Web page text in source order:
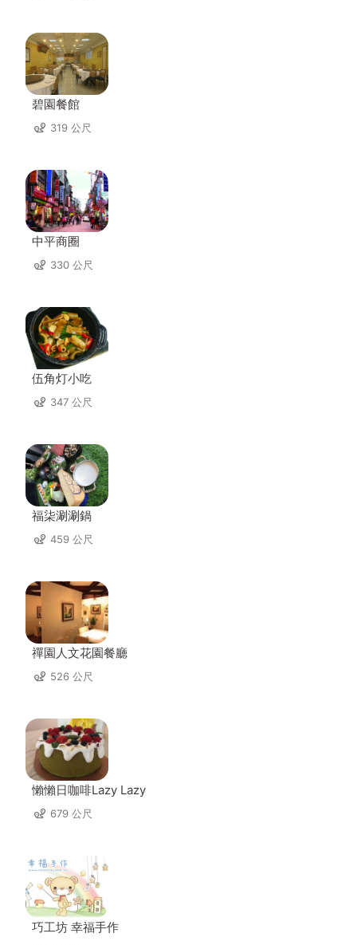
碧園餐館
319 公尺
中平商圈
330 公尺
伍角灯小吃
347 公尺
福柒涮涮鍋
459 公尺
禪園人文花園餐廳
526 公尺
懶懶日咖啡Lazy Lazy
679 公尺
巧工坊 幸福手作